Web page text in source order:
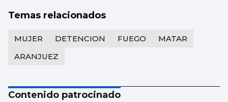
Temas relacionados
MUJER DETENCION FUEGO
MATAR
ARANJUEZ
Contenido patrocinado